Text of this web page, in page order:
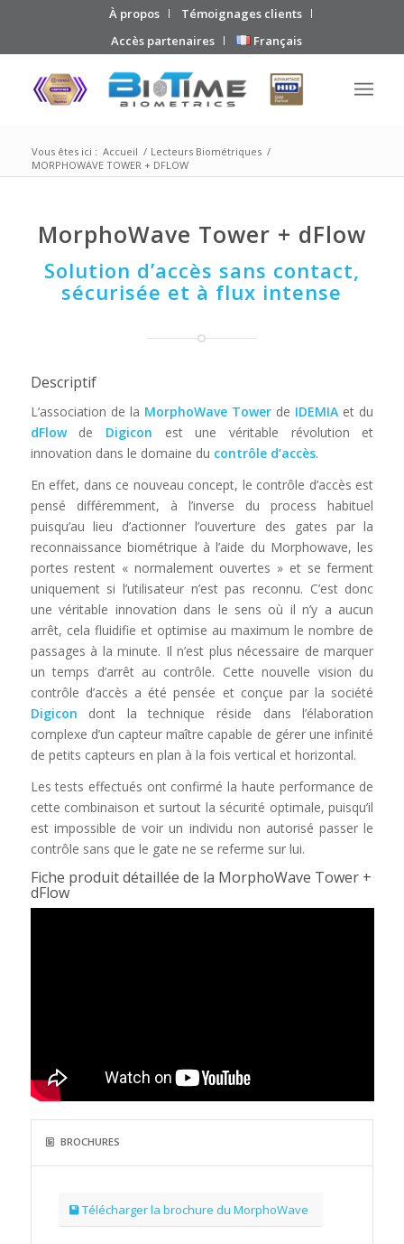
À propos
Témoignages clients
Accès partenaires
Français
Vous êtes ici : Accueil / Lecteurs Biométriques /
MORPHOWAVE TOWER + DFLOW
MorphoWave Tower + dFlow
Solution d’accès sans contact,
sécurisée et à flux intense
Descriptif
L’association de la MorphoWave Tower de IDEMIA et du
dFlow
de Digicon est une véritable révolution et
innovation dans le domaine du contrôle d’accès.
En effet, dans ce nouveau concept, le contrôle d’accès est
pensé différemment, à l’inverse du process habituel
puisqu’au lieu d’actionner l’ouverture des gates par la
reconnaissance biométrique à l’aide du Morphowave, les
portes restent « normalement ouvertes » et se ferment
uniquement si l’utilisateur n’est pas reconnu. C’est donc
une véritable innovation dans le sens où il n’y a aucun
arrêt, cela fluidifie et optimise au maximum le nombre de
passages à la minute. Il n’est plus nécessaire de marquer
un temps d’arrêt au contrôle. Cette nouvelle vision du
contrôle d’accès a été pensée et conçue par la société
Digicon dont la technique réside dans l’élaboration
complexe d’un capteur maître capable de gérer une infinité
de petits capteurs en plan à la fois vertical et horizontal.
Les tests effectués ont confirmé la haute performance de
cette combinaison et surtout la sécurité optimale, puisqu’il
est impossible de voir un individu non autorisé passer le
contrôle sans que le gate ne se referme sur lui.
Fiche produit détaillée de la MorphoWave Tower +
dFlow
BROCHURES
Télécharger la brochure du MorphoWave